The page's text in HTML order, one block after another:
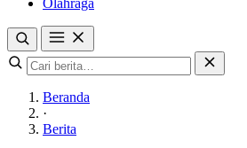
Olahraga
Beranda
·
Berita